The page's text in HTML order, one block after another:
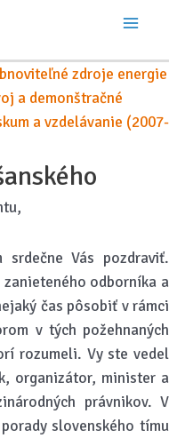
zdroje energie
a demonštračné
a vzdelávanie (2007-
Vás pozdraviť.
zanieteného odborníka a
čas pôsobiť v rámci
v tých požehnaných
rozumeli. Vy ste vedel
organizátor, minister a
právnikov. V
slovenského tímu